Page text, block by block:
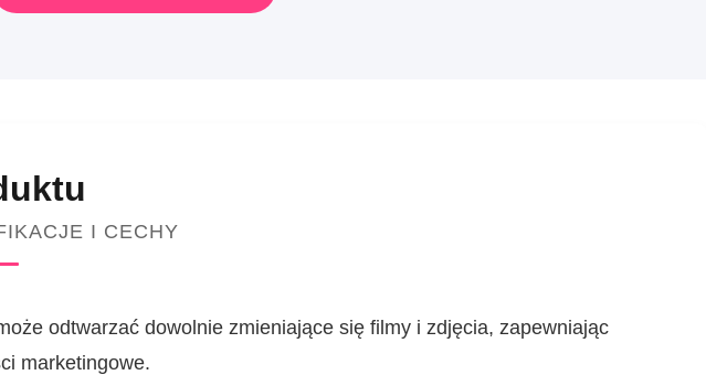
I CECHY
odtwarzać dowolnie zmieniające się filmy i zdjęcia, zapewniając
marketingowe.